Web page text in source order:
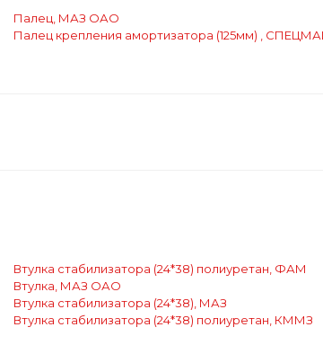
Палец, МАЗ ОАО
Палец крепления амортизатора (125мм) ,
Втулка стабилизатора (24*38) полиуретан, ФАМ
Втулка, МАЗ ОАО
Втулка стабилизатора (24*38), МАЗ
Втулка стабилизатора (24*38) полиуретан, КММЗ